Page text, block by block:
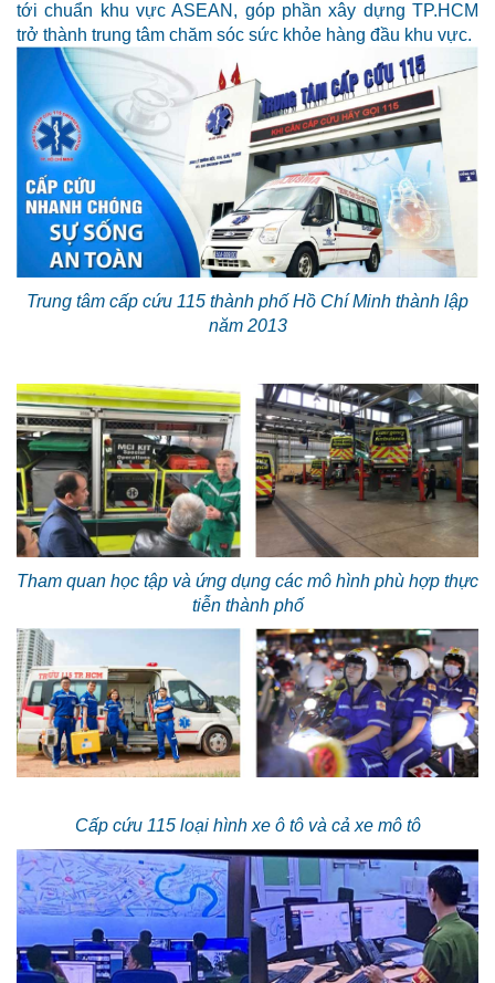
tới chuẩn khu vực ASEAN, góp phần xây dựng TP.HCM
trở thành trung tâm chăm sóc sức khỏe hàng đầu khu vực.
Trung tâm cấp cứu 115 thành phố Hồ Chí Minh thành lập
năm 2013
Tham quan học tập và ứng dụng các mô hình phù hợp thực
tiễn thành phố
Cấp cứu 115 loại hình xe ô tô và cả xe mô tô